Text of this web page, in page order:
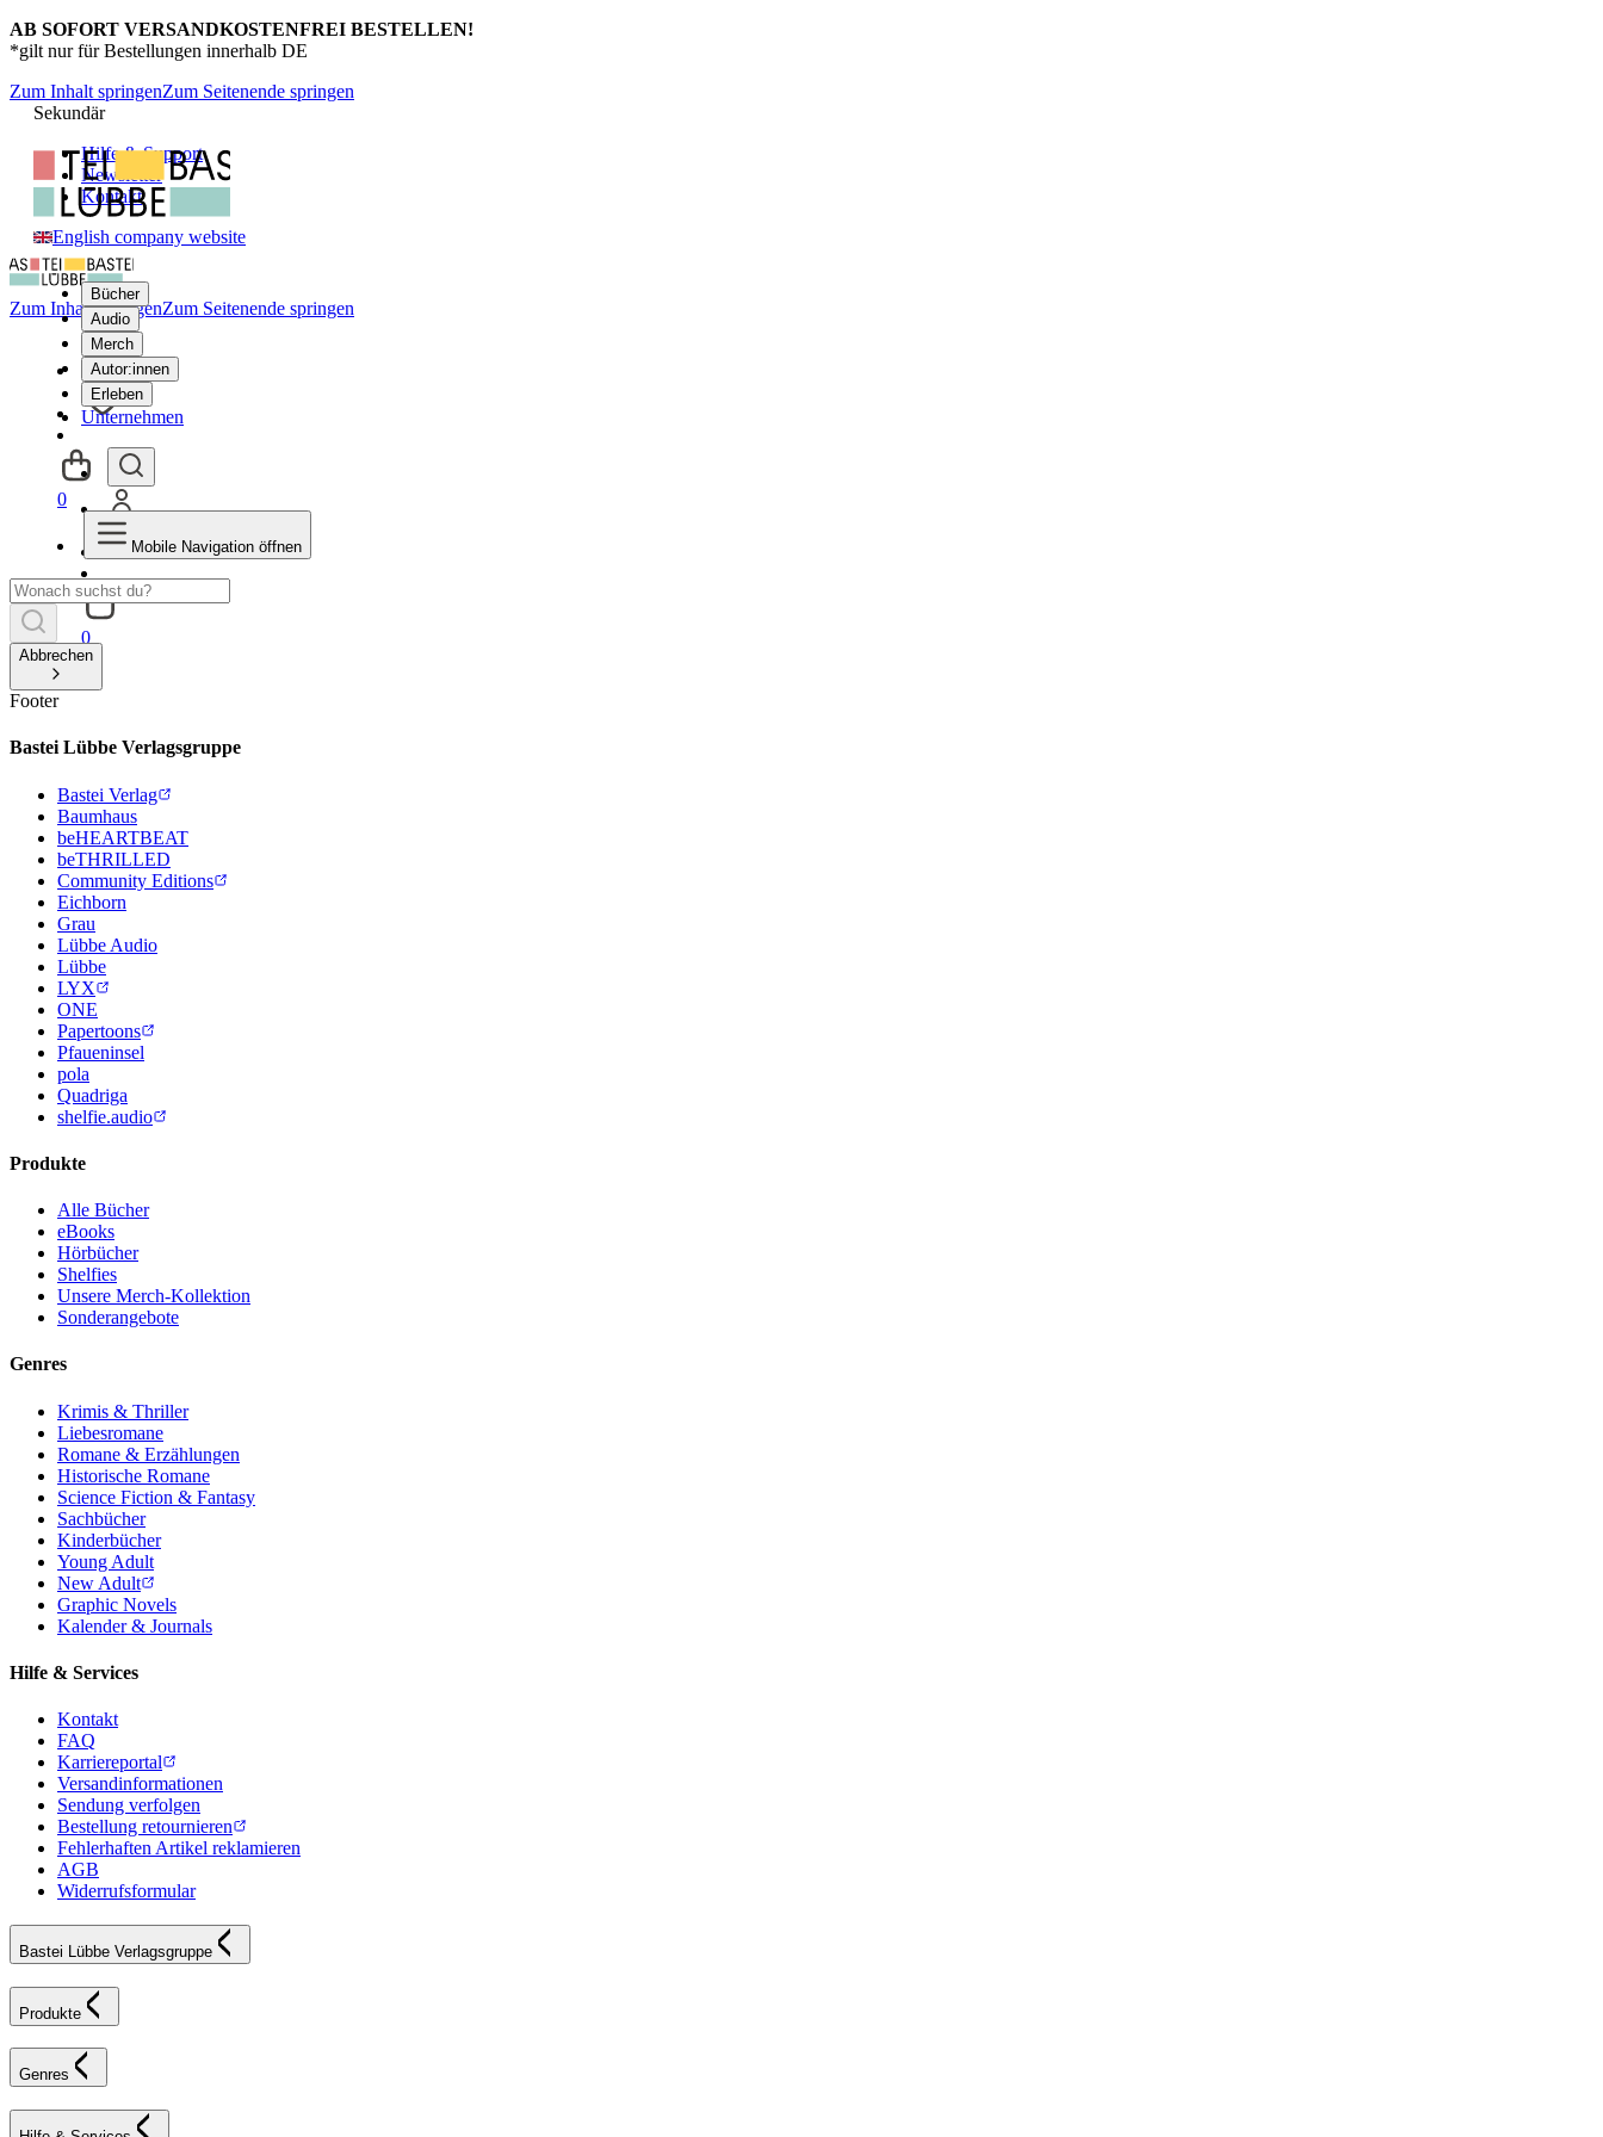
AB SOFORT VERSANDKOSTENFREI BESTELLEN!
*gilt nur für Bestellungen innerhalb DE
Zum Inhalt springenZum Seitenende springen
Sekundär
Hilfe & Support
Newsletter
Kontakt
English company website
Bücher
Audio
Merch
Autor:innen
Erleben
Unternehmen
0
Zum Inhalt springenZum Seitenende springen
0
Mobile Navigation öffnen
Abbrechen
Footer
Bastei Lübbe Verlagsgruppe
Bastei Verlag
Baumhaus
beHEARTBEAT
beTHRILLED
Community Editions
Eichborn
Grau
Lübbe Audio
Lübbe
LYX
ONE
Papertoons
Pfaueninsel
pola
Quadriga
shelfie.audio
Produkte
Alle Bücher
eBooks
Hörbücher
Shelfies
Unsere Merch-Kollektion
Sonderangebote
Genres
Krimis & Thriller
Liebesromane
Romane & Erzählungen
Historische Romane
Science Fiction & Fantasy
Sachbücher
Kinderbücher
Young Adult
New Adult
Graphic Novels
Kalender & Journals
Hilfe & Services
Kontakt
FAQ
Karriereportal
Versandinformationen
Sendung verfolgen
Bestellung retournieren
Fehlerhaften Artikel reklamieren
AGB
Widerrufsformular
Bastei Lübbe Verlagsgruppe
Produkte
Genres